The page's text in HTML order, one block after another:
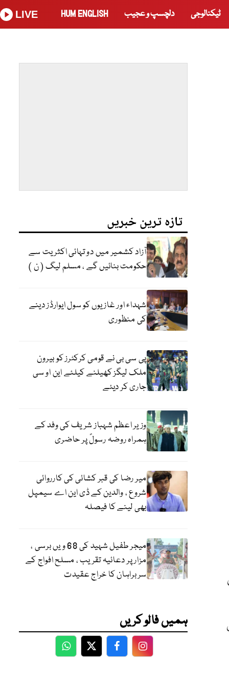
ٹیکنالوجی دلچسپ و عجیب HUM ENGLISH
LIVE
تازہ ترین خبریں
آزاد کشمیر میں دو تہائی اکثریت سے
حکومت بنائیں گے ، مسلم لیگ ( ن )
شہداء اور غازیوں کو سول ایوارڈز دینے
کی منظوری
پی سی بی نے قومی کرکٹرز کو بیرون
ملک لیگز کھیلنے کیلئے این او سی
جاری کر دیئے
وزیر اعظم شہباز شریف کی وفد کے
ہمراہ روضہ رسولؐ پر حاضری
میر رضا کی قبر کشائی کی کارروائی
شروع ، والدین کے ڈی این اے سیمپل
بھی لینے کا فیصلہ
میجر طفیل شہید کی 68 ویں برسی ،
مزار پر دعائیہ تقریب ، مسلح افواج کے
سربراہان کا خراج عقیدت
ہمیں فالو کریں
WhatsApp
TwitterFacebookFacebook